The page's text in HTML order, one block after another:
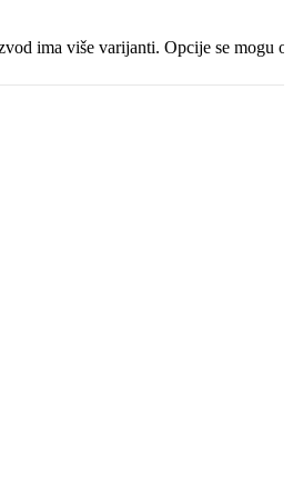
ima više varijanti. Opcije se mogu